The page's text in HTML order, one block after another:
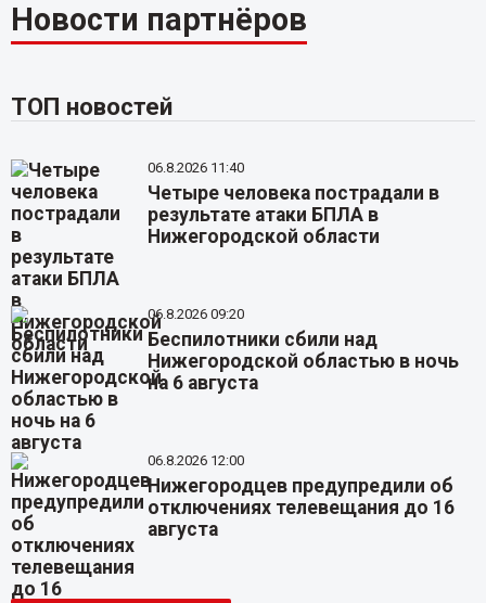
Новости партнёров
ТОП новостей
06.8.2026 11:40
Четыре человека пострадали в
результате атаки БПЛА в
Нижегородской области
06.8.2026 09:20
Беспилотники сбили над
Нижегородской областью в ночь
на 6 августа
06.8.2026 12:00
Нижегородцев предупредили об
отключениях телевещания до 16
августа